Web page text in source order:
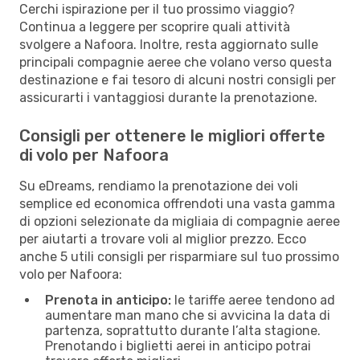
Cerchi ispirazione per il tuo prossimo viaggio?
Continua a leggere per scoprire quali attività
svolgere a Nafoora. Inoltre, resta aggiornato sulle
principali compagnie aeree che volano verso questa
destinazione e fai tesoro di alcuni nostri consigli per
assicurarti i vantaggiosi durante la prenotazione.
Consigli per ottenere le migliori offerte
di volo per Nafoora
Su eDreams, rendiamo la prenotazione dei voli
semplice ed economica offrendoti una vasta gamma
di opzioni selezionate da migliaia di compagnie aeree
per aiutarti a trovare voli al miglior prezzo. Ecco
anche 5 utili consigli per risparmiare sul tuo prossimo
volo per Nafoora:
Prenota in anticipo: le tariffe aeree tendono ad
aumentare man mano che si avvicina la data di
partenza, soprattutto durante l’alta stagione.
Prenotando i biglietti aerei in anticipo potrai